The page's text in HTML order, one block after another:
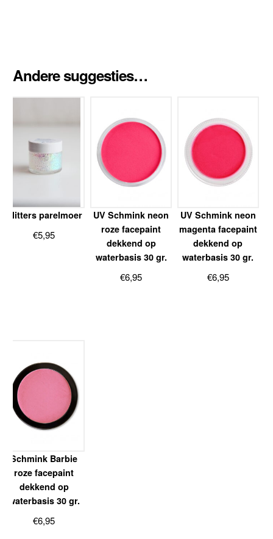
Andere suggesties…
Glitters parelmoer
€5,95
UV Schmink neon
roze facepaint
dekkend op
waterbasis 30 gr.
€6,95
UV Schmink neon
magenta facepaint
dekkend op
waterbasis 30 gr.
€6,95
Schmink Barbie
roze facepaint
dekkend op
waterbasis 30 gr.
€6,95